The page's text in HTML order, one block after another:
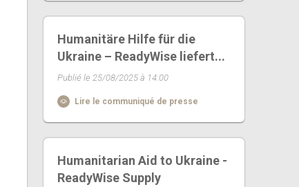
Humanitäre Hilfe für die
Ukraine – ReadyWise liefert...
Publié le 25/08/2025 à 14:00
Lire le communiqué de presse
Humanitarian Aid to Ukraine -
ReadyWise Supply